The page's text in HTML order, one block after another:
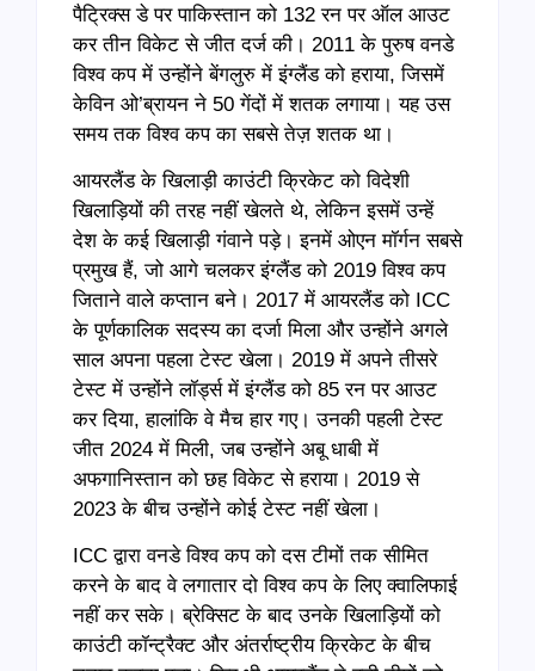
पैट्रिक्स डे पर पाकिस्तान को 132 रन पर ऑल आउट
कर तीन विकेट से जीत दर्ज की। 2011 के पुरुष वनडे
विश्व कप में उन्होंने बेंगलुरु में इंग्लैंड को हराया, जिसमें
केविन ओ’ब्रायन ने 50 गेंदों में शतक लगाया। यह उस
समय तक विश्व कप का सबसे तेज़ शतक था।
आयरलैंड के खिलाड़ी काउंटी क्रिकेट को विदेशी
खिलाड़ियों की तरह नहीं खेलते थे, लेकिन इसमें उन्हें
देश के कई खिलाड़ी गंवाने पड़े। इनमें ओएन मॉर्गन सबसे
प्रमुख हैं, जो आगे चलकर इंग्लैंड को 2019 विश्व कप
जिताने वाले कप्तान बने। 2017 में आयरलैंड को ICC
के पूर्णकालिक सदस्य का दर्जा मिला और उन्होंने अगले
साल अपना पहला टेस्ट खेला। 2019 में अपने तीसरे
टेस्ट में उन्होंने लॉर्ड्स में इंग्लैंड को 85 रन पर आउट
कर दिया, हालांकि वे मैच हार गए। उनकी पहली टेस्ट
जीत 2024 में मिली, जब उन्होंने अबू धाबी में
अफगानिस्तान को छह विकेट से हराया। 2019 से
2023 के बीच उन्होंने कोई टेस्ट नहीं खेला।
ICC द्वारा वनडे विश्व कप को दस टीमों तक सीमित
करने के बाद वे लगातार दो विश्व कप के लिए क्वालिफाई
नहीं कर सके। ब्रेक्सिट के बाद उनके खिलाड़ियों को
काउंटी कॉन्ट्रैक्ट और अंतर्राष्ट्रीय क्रिकेट के बीच